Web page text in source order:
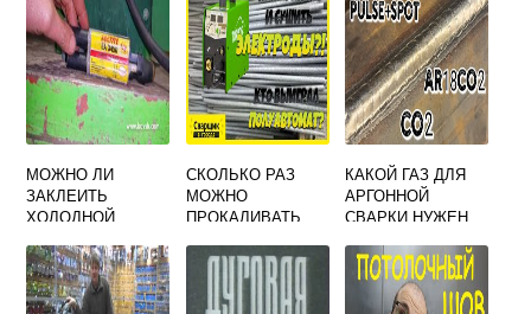
МОЖНО ЛИ
ЗАКЛЕИТЬ
ХОЛОДНОЙ
ПОДДОН
ДВИГАТЕЛЯ
СКОЛЬКО РАЗ
МОЖНО
ПРОКАЛИВАТЬ
СВАРКИ
КАКОЙ ГАЗ ДЛЯ
АРГОННОЙ
СВАРКИ НУЖЕН